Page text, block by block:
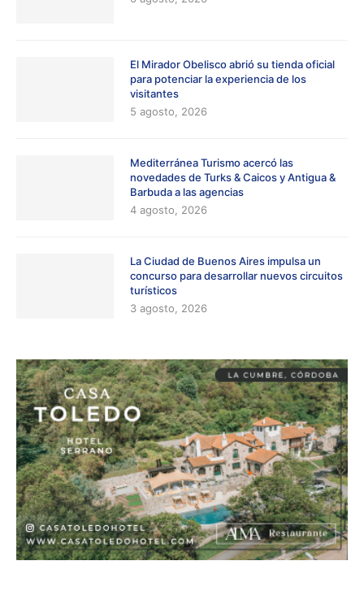
El Mirador Obelisco abrió su tienda oficial
para potenciar la experiencia de los
visitantes
5 agosto, 2026
Mediterránea Turismo acercó las
novedades de Turks & Caicos y Antigua &
Barbuda a las agencias
4 agosto, 2026
La Ciudad de Buenos Aires impulsa un
concurso para desarrollar nuevos circuitos
turísticos
3 agosto, 2026